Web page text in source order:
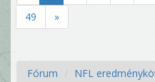
49
»
Fórum
NFL